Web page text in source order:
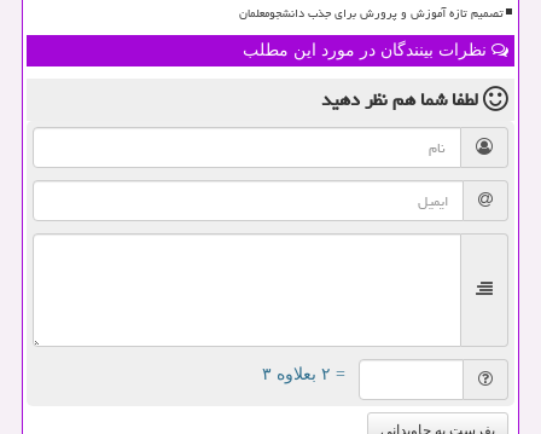
تصمیم تازه آموزش و پرورش برای جذب دانشجومعلمان
نظرات بینندگان در مورد این مطلب
لطفا شما همنظر دهید
= ۲ بعلاوه ۳
بفرست به جاویدانی